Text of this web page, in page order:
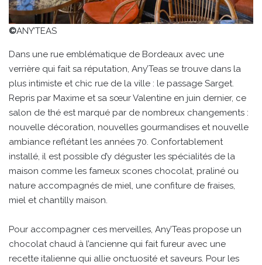
©ANY’TEAS
Dans une rue emblématique de Bordeaux avec une
verrière qui fait sa réputation, Any’Teas se trouve dans la
plus intimiste et chic rue de la ville : le passage Sarget.
Repris par Maxime et sa sœur Valentine en juin dernier, ce
salon de thé est marqué par de nombreux changements :
nouvelle décoration, nouvelles gourmandises et nouvelle
ambiance reflétant les années 70. Confortablement
installé, il est possible d’y déguster les spécialités de la
maison comme les fameux scones chocolat, praliné ou
nature accompagnés de miel, une confiture de fraises,
miel et chantilly maison.
Pour accompagner ces merveilles, Any’Teas propose un
chocolat chaud à l’ancienne qui fait fureur avec une
recette italienne qui allie onctuosité et saveurs. Pour les